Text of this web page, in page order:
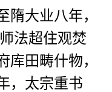
隋大业八年，
法超住观焚
库田畴什物，
，太宗重书